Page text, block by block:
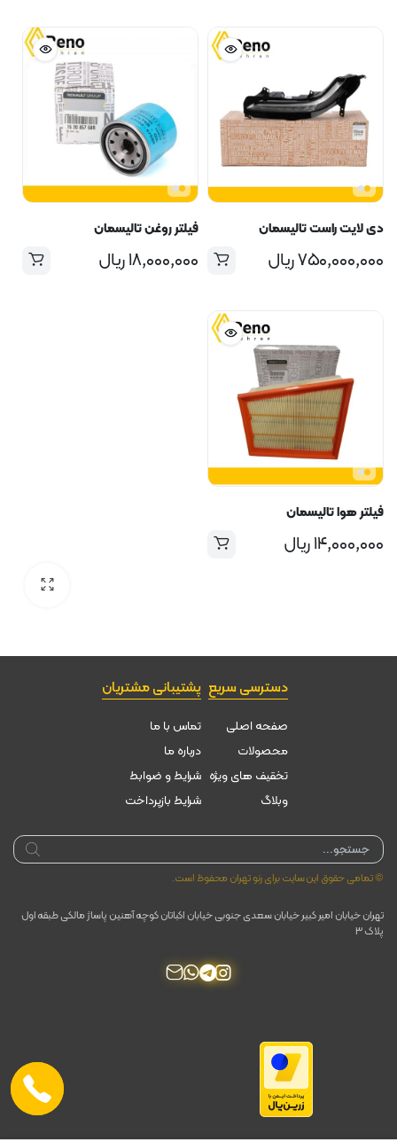
دی لایت راست تالیسمان
۷۵۰,۰۰۰,۰۰۰ریال
فیلتر روغن تالیسمان
۱۸,۰۰۰,۰۰۰ریال
فیلتر هوا تالیسمان
۱۴,۰۰۰,۰۰۰ریال
دسترسی سریع
صفحه اصلی
محصولات
تخقیف های ویژه
وبلاگ
پشتیبانی مشتریان
تماس با ما
درباره ما
شرایط و ضوابط
شرایط بازپرداخت
Products
search
© تمامی حقوق این سایت برای رنو تهران محفوظ است.
تهران خیابان امیر کبیر خیابان سعدی جنوبی خیابان اکباتان کوچه آهنین پاساژ مالکی طبقه اول
پلاک ۳